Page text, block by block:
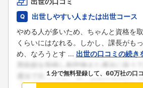
こちらの企業もフォローし
出世しやすい人または出世コース
やめる人が多いため、ちゃんと資格を
くらいにはなれる。しかし、課長がも
め、なろうとす ... 出世の口コミの続き
１分で無料登録して、60万社の口